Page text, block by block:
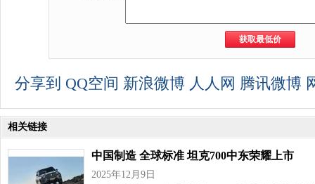
分享到 QQ空间 新浪微博 人人网 腾讯微博
相关链接
中国制造 全球标准 坦克700中东荣耀上市
2025年12月9日